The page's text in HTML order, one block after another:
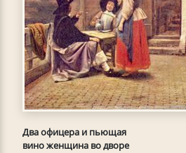
Два офицера и пьющая
вино женщина во дворе